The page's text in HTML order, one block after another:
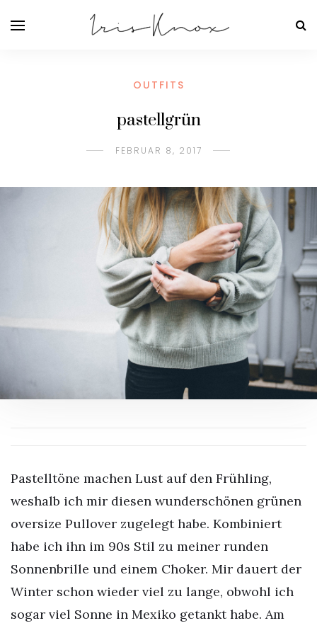
OUTFITS
pastellgrün
FEBRUAR 8, 2017
Pastelltöne machen Lust auf den Frühling,
weshalb ich mir diesen wunderschönen grünen
oversize Pullover zugelegt habe. Kombiniert
habe ich ihn im 90s Stil zu meiner runden
Sonnenbrille und einem Choker. Mir dauert der
Winter schon wieder viel zu lange, obwohl ich
sogar viel Sonne in Mexiko getankt habe. Am